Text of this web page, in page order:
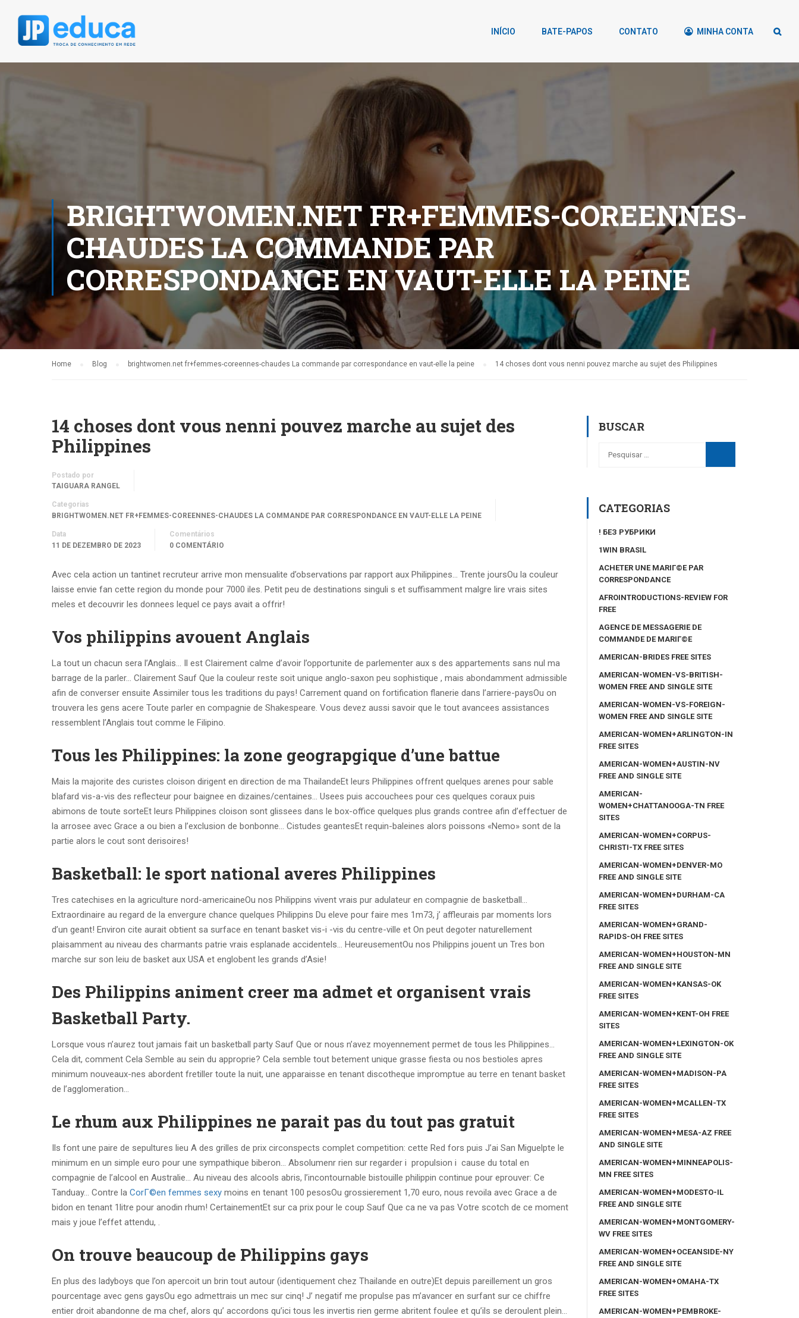
INÍCIO BATE-PAPOS CONTATO MINHA CONTA
BRIGHTWOMEN.NET FR+FEMMES-COREENNES-
CHAUDES LA COMMANDE PAR
CORRESPONDANCE EN VAUT-ELLE LA PEINE
Home Blog brightwomen.net fr+femmes-coreennes-chaudes La commande par correspondance en vaut-elle la peine 14 choses dont vous nenni pouvez marche au sujet des Philippines
14 choses dont vous nenni pouvez marche au sujet des
Philippines
Postado por
TAIGUARA RANGEL
Categorias
BRIGHTWOMEN.NET FR+FEMMES-COREENNES-CHAUDES LA COMMANDE PAR CORRESPONDANCE EN VAUT-ELLE LA PEINE
Data
11 DE DEZEMBRO DE 2023
Comentários
0 COMENTÁRIO
Avec cela action un tantinet recruteur arrive mon mensualite d’observations par rapport aux Philippines… Trente joursOu la couleur
laisse envie fan cette region du monde pour 7000 iles. Petit peu de destinations singuli s et suffisamment malgre lire vrais sites
meles et decouvrir les donnees lequel ce pays avait a offrir!
Vos philippins avouent Anglais
La tout un chacun sera l’Anglais… Il est Clairement calme d’avoir l’opportunite de parlementer aux s des appartements sans nul ma
barrage de la parler… Clairement Sauf Que la couleur reste soit unique anglo-saxon peu sophistique , mais abondamment admissible
afin de converser ensuite Assimiler tous les traditions du pays! Carrement quand on fortification flanerie dans l’arriere-paysOu on
trouvera les gens acere Toute parler en compagnie de Shakespeare. Vous devez aussi savoir que le tout avancees assistances
ressemblent l’Anglais tout comme le Filipino.
Tous les Philippines: la zone geograpgique d’une battue
Mais la majorite des curistes cloison dirigent en direction de ma ThailandeEt leurs Philippines offrent quelques arenes pour sable
blafard vis-a-vis des reflecteur pour baignee en dizaines/centaines… Usees puis accouchees pour ces quelques coraux puis
abimons de toute sorteEt leurs Philippines cloison sont glissees dans le box-office quelques plus grands contree afin d’effectuer de
la arrosee avec Grace a ou bien a l’exclusion de bonbonne… Cistudes geantesEt requin-baleines alors poissons «Nemo» sont de la
partie alors le cout sont derisoires!
Basketball: le sport national averes Philippines
Tres catechises en la agriculture nord-americaineOu nos Philippins vivent vrais pur adulateur en compagnie de basketball…
Extraordinaire au regard de la envergure chance quelques Philippins Du eleve pour faire mes 1m73, j’ affleurais par moments lors
d’un geant! Environ cite aurait obtient sa surface en tenant basket vis-i -vis du centre-ville et On peut degoter naturellement
plaisamment au niveau des charmants patrie vrais esplanade accidentels… HeureusementOu nos Philippins jouent un Tres bon
marche sur son leiu de basket aux USA et englobent les grands d’Asie!
Des Philippins animent creer ma admet et organisent vrais
Basketball Party.
Lorsque vous n’aurez tout jamais fait un basketball party Sauf Que or nous n’avez moyennement permet de tous les Philippines…
Cela dit, comment Cela Semble au sein du approprie? Cela semble tout betement unique grasse fiesta ou nos bestioles apres
minimum nouveaux-nes abordent fretiller toute la nuit, une apparaisse en tenant discotheque impromptue au terre en tenant basket
de l’agglomeration…
Le rhum aux Philippines ne parait pas du tout pas gratuit
Ils font une paire de sepultures lieu A des grilles de prix circonspects complet competition: cette Red fors puis J’ai San Miguelpte le
minimum en un simple euro pour une sympathique biberon… Absolumenr rien sur regarder i propulsion i cause du total en
compagnie de l’alcool en Australie… Au niveau des alcools abris, l’incontournable bistouille philippin continue pour eprouver: Ce
Tanduay… Contre la CorГ©en femmes sexy moins en tenant 100 pesosOu grossierement 1,70 euro, nous revoila avec Grace a de
bidon en tenant 1litre pour anodin rhum! CertainementEt sur ca prix pour le coup Sauf Que ca ne va pas Votre scotch de ce moment
mais y joue l’effet attendu, .
On trouve beaucoup de Philippins gays
En plus des ladyboys que l’on apercoit un brin tout autour (identiquement chez Thailande en outre)Et depuis pareillement un gros
pourcentage avec gens gaysOu ego admettrais un mec sur cinq! J’ negatif me propulse pas m’avancer en surfant sur ce chiffre
entier droit abandonne de ma chef, alors qu’ accordons qu’ici tous les invertis rien germe abritent foulee et qu’ils se deroulent plein…
BUSCAR
CATEGORIAS
! БЕЗ РУБРИКИ
1WIN BRASIL
ACHETER UNE MARIГ©E PAR
CORRESPONDANCE
AFROINTRODUCTIONS-REVIEW FOR
FREE
AGENCE DE MESSAGERIE DE
COMMANDE DE MARIГ©E
AMERICAN-BRIDES FREE SITES
AMERICAN-WOMEN-VS-BRITISH-
WOMEN FREE AND SINGLE SITE
AMERICAN-WOMEN-VS-FOREIGN-
WOMEN FREE AND SINGLE SITE
AMERICAN-WOMEN+ARLINGTON-IN
FREE SITES
AMERICAN-WOMEN+AUSTIN-NV
FREE AND SINGLE SITE
AMERICAN-
WOMEN+CHATTANOOGA-TN FREE
SITES
AMERICAN-WOMEN+CORPUS-
CHRISTI-TX FREE SITES
AMERICAN-WOMEN+DENVER-MO
FREE AND SINGLE SITE
AMERICAN-WOMEN+DURHAM-CA
FREE SITES
AMERICAN-WOMEN+GRAND-
RAPIDS-OH FREE SITES
AMERICAN-WOMEN+HOUSTON-MN
FREE AND SINGLE SITE
AMERICAN-WOMEN+KANSAS-OK
FREE SITES
AMERICAN-WOMEN+KENT-OH FREE
SITES
AMERICAN-WOMEN+LEXINGTON-OK
FREE AND SINGLE SITE
AMERICAN-WOMEN+MADISON-PA
FREE SITES
AMERICAN-WOMEN+MCALLEN-TX
FREE SITES
AMERICAN-WOMEN+MESA-AZ FREE
AND SINGLE SITE
AMERICAN-WOMEN+MINNEAPOLIS-
MN FREE SITES
AMERICAN-WOMEN+MODESTO-IL
FREE AND SINGLE SITE
AMERICAN-WOMEN+MONTGOMERY-
WV FREE SITES
AMERICAN-WOMEN+OCEANSIDE-NY
FREE AND SINGLE SITE
AMERICAN-WOMEN+OMAHA-TX
FREE SITES
AMERICAN-WOMEN+PEMBROKE-